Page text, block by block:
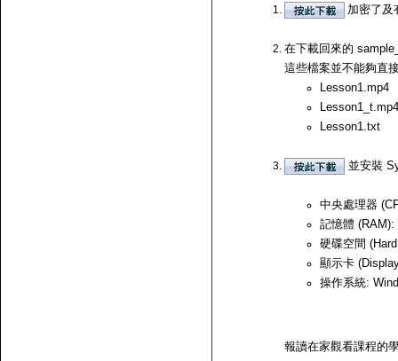
加密了及
在下載回來的
這些檔案並不能夠直
Lesson1.mp4
Lesson1_t.mp4
Lesson1.txt
並安裝
中央處理器
記憶體
硬碟空間
顯示卡
操作系統:
報讀在家觀看課程的